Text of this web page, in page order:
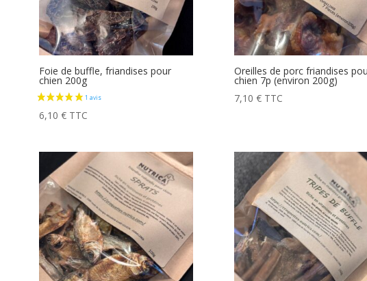
Foie de buffle, friandises pour
chien 200g
6,10 € TTC
Oreilles de porc friandises
chien 7p (environ 200g)
7,10 € TTC